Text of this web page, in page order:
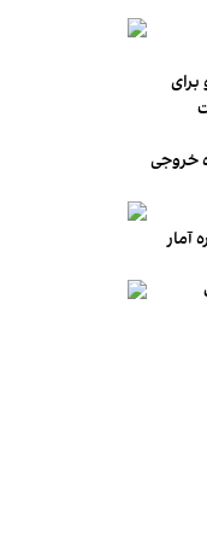
خروجی
آمار